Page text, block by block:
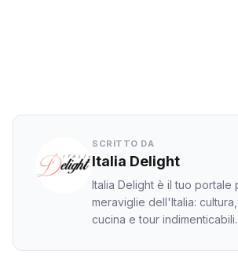
SCRITTO DA
Italia Delight
Italia Delight è il tuo portale
meraviglie dell'Italia: cultura,
cucina e tour indimenticabili.